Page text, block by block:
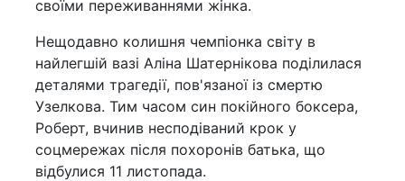
своїми переживаннями жінка.
Нещодавно колишня чемпіонка світу в
найлегшій вазі Аліна Шатернікова поділилася
деталями трагедії, пов'язаної із смертю
Узелкова. Тим часом син покійного боксера,
Роберт, вчинив несподіваний крок у
соцмережах після похоронів батька, що
відбулися 11 листопада.